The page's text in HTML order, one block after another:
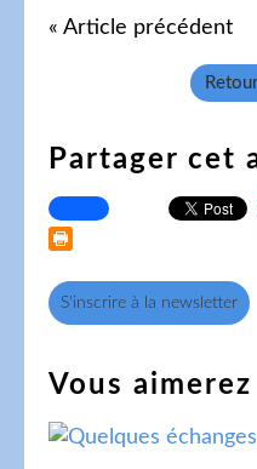
« Article précédent
Partager cet
S'inscrire à la newsletter
Vous